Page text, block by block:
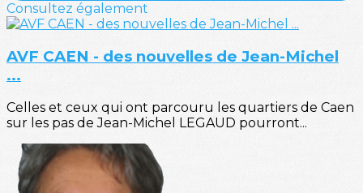
Consultez également
AVF CAEN - des nouvelles de Jean-Michel
...
Celles et ceux qui ont parcouru les quartiers de Caen
sur les pas de Jean-Michel LEGAUD pourront...